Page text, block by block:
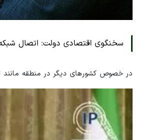
سخنگوی اقتصادی دولت: اتصال
در خصوص کشورهای دیگر در منطقه مانند